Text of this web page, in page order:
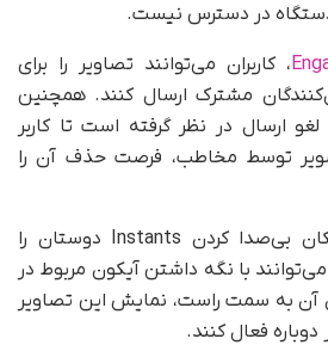
دستگاه در دسترس نیست.
، کاربران می‌توانند تصاویر را برای
مشترک ارسال کنند. همچنین
لغو ارسال در نظر گرفته است تا کاربر
توسط مخاطب، فرصت حذف آن را
همچنین اینستاگرام امکان بی‌صدا کردن Instants دوستان را
با نگه داشتن آیکون مربوط در
به سمت راست، نمایش این تصاویر
فعال کنند.